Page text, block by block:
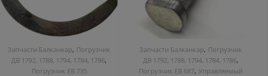
Запчасти Балканкар, Погрузчик
ДВ 1792, 1788, 1794, 1784, 1786,
Погрузчик ЕВ 735
Запчасти Балканкар, Погрузчик
ДВ 1792, 1788, 1794, 1784, 1786,
Погрузчик ЕВ 687, Управляемый